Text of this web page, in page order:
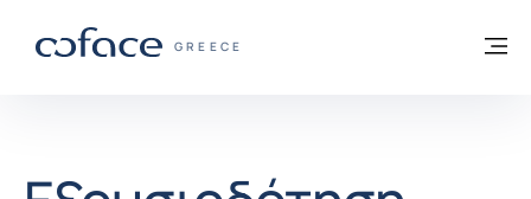
COFACE FOR TRADE - ΙΣΤΟΣΕΛΊΔΑ
GREECE
Πίσω στην Αρχική